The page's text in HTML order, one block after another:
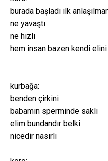
burada başladı ilk
ne yavaştı
ne hızlı
hem insan bazen kendi elini
kurbağa:
benden çirkini
babamın sperminde saklı
elim bundandır belki
nicedir nasırlı